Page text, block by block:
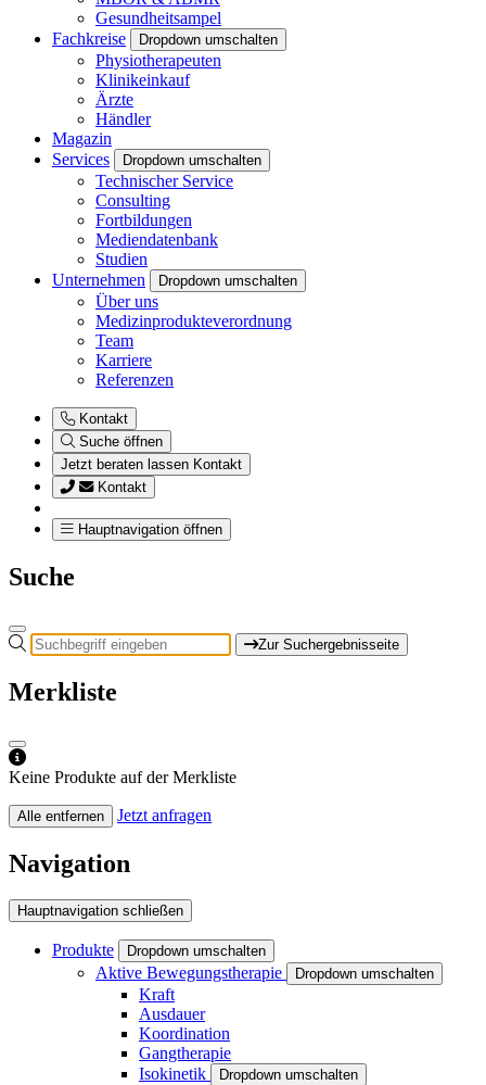
Gesundheitsampel
Fachkreise
Dropdown umschalten
Physiotherapeuten
Klinikeinkauf
Ärzte
Händler
Magazin
Services
Dropdown umschalten
Technischer Service
Consulting
Fortbildungen
Mediendatenbank
Studien
Unternehmen
Dropdown umschalten
Über uns
Medizinprodukteverordnung
Team
Karriere
Referenzen
Kontakt
Suche öffnen
Jetzt beraten lassen Kontakt
Kontakt
Hauptnavigation öffnen
Suche
Zur Suchergebnisseite
Merkliste
Keine Produkte auf der Merkliste
Alle entfernen Jetzt anfragen
Navigation
Hauptnavigation schließen
Produkte Dropdown umschalten
Aktive Bewegungstherapie Dropdown umschalten
Kraft
Ausdauer
Koordination
Gangtherapie
Isokinetik
Dropdown umschalten